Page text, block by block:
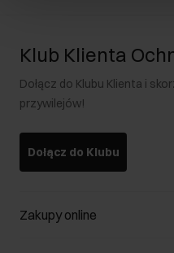
Klub Klienta
Dołącz do Klubu Klienta i
przywilejów!
Dołącz do Klubu
Zakupy online